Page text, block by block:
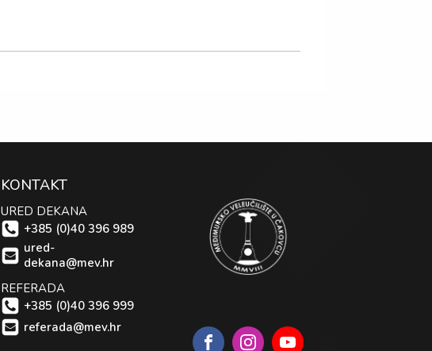
KONTAKT
URED DEKANA
+385 (0)40 396 989
ured-
dekana@mev.hr
REFERADA
+385 (0)40 396 999
referada@mev.hr